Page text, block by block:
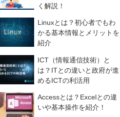
く解説！
Linuxとは？初心者でもわ
かる基本情報とメリットを
紹介
ICT（情報通信技術）と
は？ITとの違いと政府が進
めるICTの利活用
Accessとは？Excelとの違
いや基本操作を紹介！